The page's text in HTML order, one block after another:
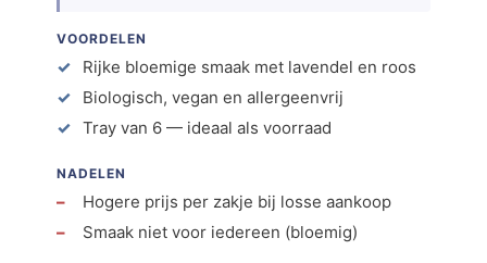
VOORDELEN
Rijke bloemige smaak met lavendel en roos
Biologisch, vegan en allergeenvrij
Tray van 6 — ideaal als voorraad
NADELEN
Hogere prijs per zakje bij losse aankoop
Smaak niet voor iedereen (bloemig)